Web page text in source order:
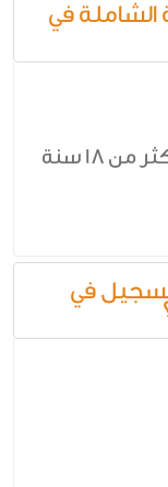
الشاملة في
18 سنة
في